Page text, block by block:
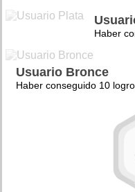
Haber
Usuario Bronce
Haber conseguido 10